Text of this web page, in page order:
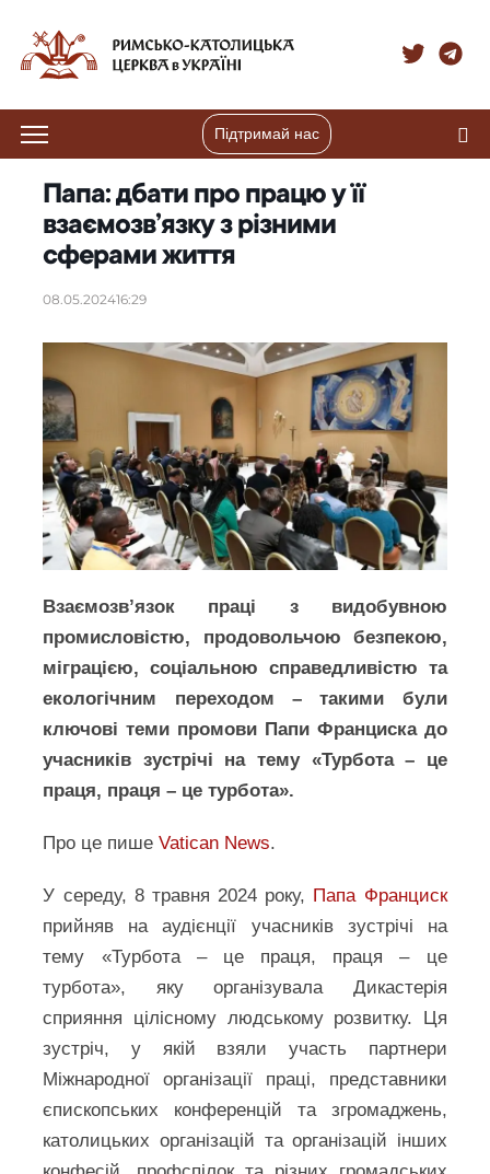
Підтримай нас
Папа: дбати про працю у її
взаємозв’язку з різними
сферами життя
08.05.202416:29
Взаємозв’язок праці з видобувною
промисловістю, продовольчою безпекою,
міграцією, соціальною справедливістю та
екологічним переходом – такими були
ключові теми промови Папи Франциска до
учасників зустрічі на тему «Турбота – це
праця, праця – це турбота».
Про це пишеVatican News.
У середу, 8 травня 2024 року, Папа Франциск
прийняв на аудієнції учасників зустрічі на
тему «Турбота – це праця, праця – це
турбота», яку організувала Дикастерія
сприяння цілісному людському розвитку. Ця
зустріч, у якій взяли участь партнери
Міжнародної організації праці, представники
єпископських конференцій та згромаджень,
католицьких організацій та організацій інших